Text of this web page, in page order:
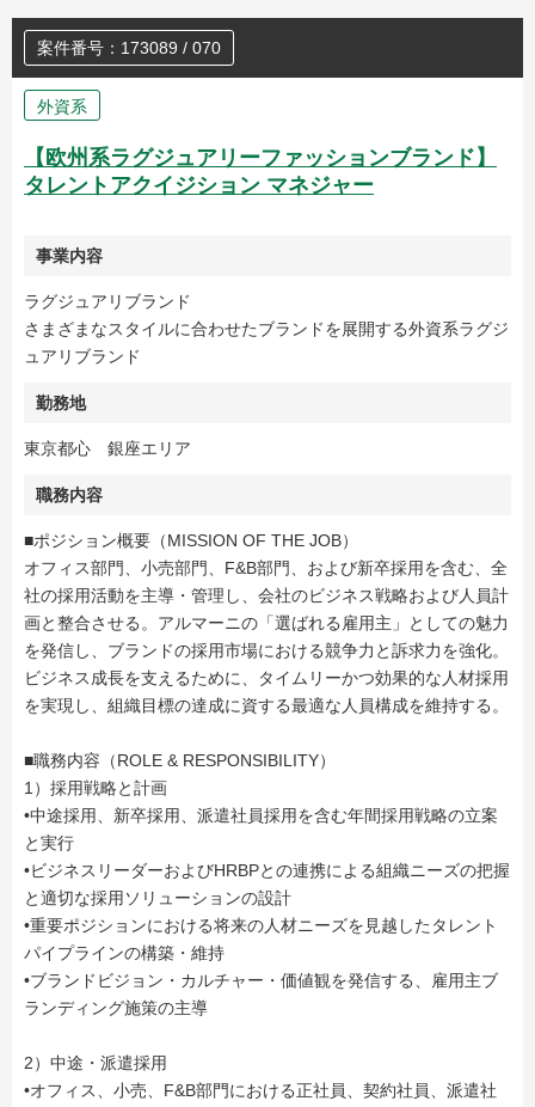
案件番号：173089 / 070
外資系
【欧州系ラグジュアリーファッションブランド】
タレントアクイジション マネジャー
事業内容
ラグジュアリブランド
さまざまなスタイルに合わせたブランドを展開する外資系ラグジ
ュアリブランド
勤務地
東京都心 銀座エリア
職務内容
■ポジション概要（MISSION OF THE JOB）
オフィス部門、小売部門、F&B部門、および新卒採用を含む、全
社の採用活動を主導・管理し、会社のビジネス戦略および人員計
画と整合させる。アルマーニの「選ばれる雇用主」としての魅力
を発信し、ブランドの採用市場における競争力と訴求力を強化。
ビジネス成長を支えるために、タイムリーかつ効果的な人材採用
を実現し、組織目標の達成に資する最適な人員構成を維持する。
■職務内容（ROLE & RESPONSIBILITY）
1）採用戦略と計画
•中途採用、新卒採用、派遣社員採用を含む年間採用戦略の立案
と実行
•ビジネスリーダーおよびHRBPとの連携による組織ニーズの把握
と適切な採用ソリューションの設計
•重要ポジションにおける将来の人材ニーズを見越したタレント
パイプラインの構築・維持
•ブランドビジョン・カルチャー・価値観を発信する、雇用主ブ
ランディング施策の主導
2）中途・派遣採用
•オフィス、小売、F&B部門における正社員、契約社員、派遣社